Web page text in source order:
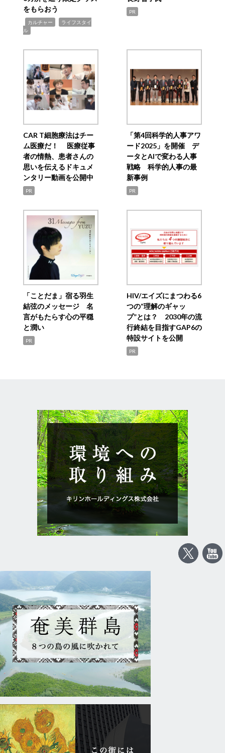
をもらおう
カルチャー
ライフスタイ
ル
PR
CAR T細胞療法はチー
ム医療だ！ 医療従事
者の情熱、患者さんの
思いを伝えるドキュメ
ンタリー動画を公開中
PR
「第4回科学的人事アワ
ード2025」を開催 デ
ータとAIで変わる人事
戦略 科学的人事の最
新事例
PR
「ことだま」宿る羽生
結弦のメッセージ 名
言がもたらす心の平穏
と潤い
PR
HIV/エイズにまつわる6
つの“理解のギャッ
プ”とは？ 2030年の流
行終結を目指すGAP6の
特設サイトを公開
PR